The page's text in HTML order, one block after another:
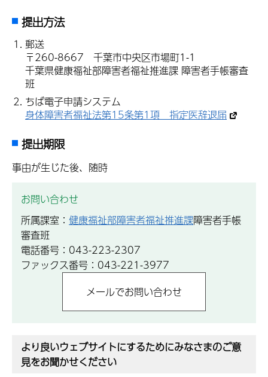
提出方法
郵送
〒260-8667 千葉市中央区市場町1-1
千葉県健康福祉部障害者福祉推進課 障害者手帳審査
班
ちば電子申請システム
身体障害者福祉法第15条第1項 指定医辞退届
提出期限
事由が生じた後、随時
お問い合わせ
所属課室： 健康福祉部障害者福祉推進課障害者手帳
審査班
電話番号：043-223-2307
ファックス番号：043-221-3977
より良いウェブサイトにするためにみなさまのご意
見をお聞かせください